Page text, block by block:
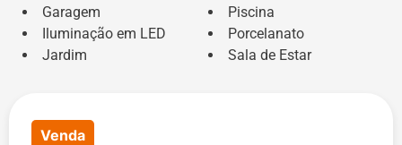
Garagem
Iluminação em LED
Jardim
Piscina
Porcelanato
Sala de Estar
Venda